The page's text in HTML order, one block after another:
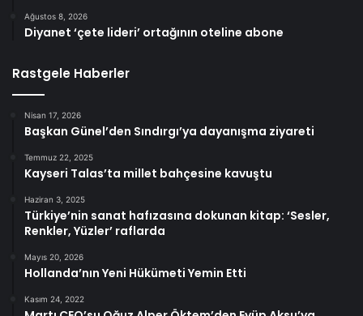
Ağustos 8, 2026
Diyanet ‘çete lideri’ ortağının oteline abone
Rastgele Haberler
Nisan 17, 2026
Başkan Günel’den Sındırgı’ya dayanışma ziyareti
Temmuz 22, 2025
Kayseri Talas’ta millet bahçesine kavuştu
Haziran 3, 2025
Türkiye’nin sanat hafızasına dokunan kitap: ‘Sesler,
Renkler, Yüzler’ raflarda
Mayıs 20, 2026
Hollanda’nın Yeni Hükümeti Yemin Etti
Kasım 24, 2022